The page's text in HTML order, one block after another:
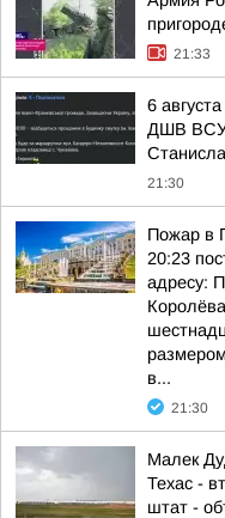
21:33
6
ДШВ ВСУ
21:30
Пожар в
20:23
адресу:
в...
21:30
Малек
Техас -
штат -